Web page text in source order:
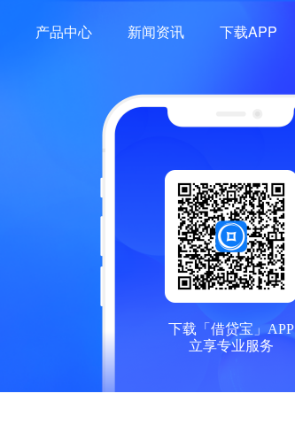
产品中心 新闻资讯 下载APP
下载「借贷宝」APP
立享专业服务